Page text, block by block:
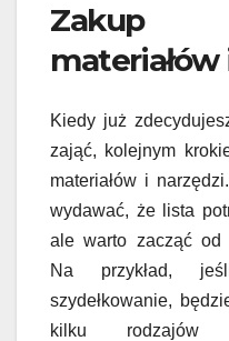
Zakup
materiałów
Kiedy już
zająć, kolejnym
materiałów i
wydawać, że lista
ale warto zacząć od
Na przykład,
szydełkowanie,
kilku